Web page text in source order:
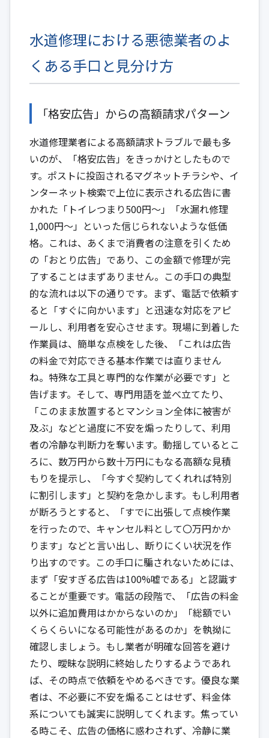
水道修理における悪徳業者のよ
くある手口と見分け方
「格安広告」からの高額請求パターン
水道修理業者による高額請求トラブルで最も多
いのが、「格安広告」をきっかけとしたもので
す。ポストに投函されるマグネットチラシや、イ
ンターネット検索で上位に表示される広告に書
かれた「トイレつまり500円～」「水漏れ修理
1,000円～」といった信じられないような低価
格。これは、あくまで消費者の注意を引くため
の「おとり広告」であり、この金額で修理が完
了することはまずありません。この手口の典型
的な流れは以下の通りです。まず、電話で依頼す
ると「すぐに向かいます」と迅速な対応をアピ
ールし、利用者を安心させます。現場に到着した
作業員は、簡単な点検をした後、「これは広告
の料金で対応できる基本作業では直りません
ね。特殊な工具と専門的な作業が必要です」と
告げます。そして、専門用語を並べ立てたり、
「このまま放置するとマンション全体に被害が
及ぶ」などと過度に不安を煽ったりして、利用
者の冷静な判断力を奪います。動揺しているとこ
ろに、数万円から数十万円にもなる高額な見積
もりを提示し、「今すぐ契約してくれれば特別
に割引します」と契約を急かします。もし利用者
が断ろうとすると、「すでに出張して点検作業
を行ったので、キャンセル料として〇万円かか
ります」などと言い出し、断りにくい状況を作
り出すのです。この手口に騙されないためには、
まず「安すぎる広告は100%嘘である」と認識す
ることが重要です。電話の段階で、「広告の料金
以外に追加費用はかからないのか」「総額でい
くらくらいになる可能性があるのか」を執拗に
確認しましょう。もし業者が明確な回答を避け
たり、曖昧な説明に終始したりするようであれ
ば、その時点で依頼をやめるべきです。優良な業
者は、不必要に不安を煽ることはせず、料金体
系についても誠実に説明してくれます。焦ってい
る時こそ、広告の価格に惑わされず、冷静に業